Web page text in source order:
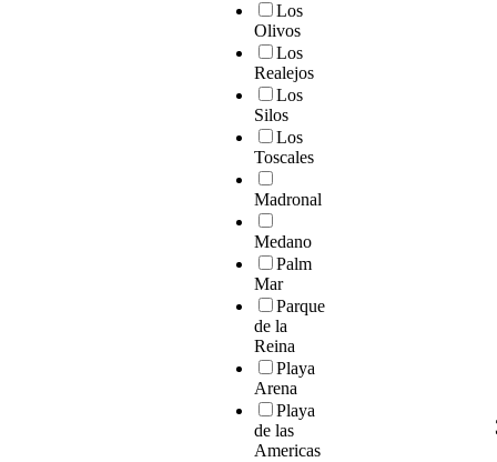
Los
Olivos
Los
Realejos
Los
Silos
Los
Toscales
Madronal
Medano
Palm
Mar
Parque
de la
Reina
Playa
Arena
Playa
de las
Americas